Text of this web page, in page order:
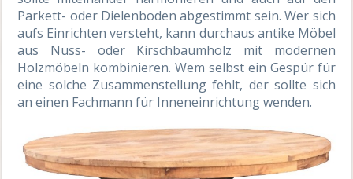
Parkett- oder Dielenboden abgestimmt sein. Wer sich
aufs Einrichten versteht, kann durchaus antike Möbel
aus Nuss- oder Kirschbaumholz mit modernen
Holzmöbeln kombinieren. Wem selbst ein Gespür für
eine solche Zusammenstellung fehlt, der sollte sich
an einen Fachmann für Inneneinrichtung wenden.